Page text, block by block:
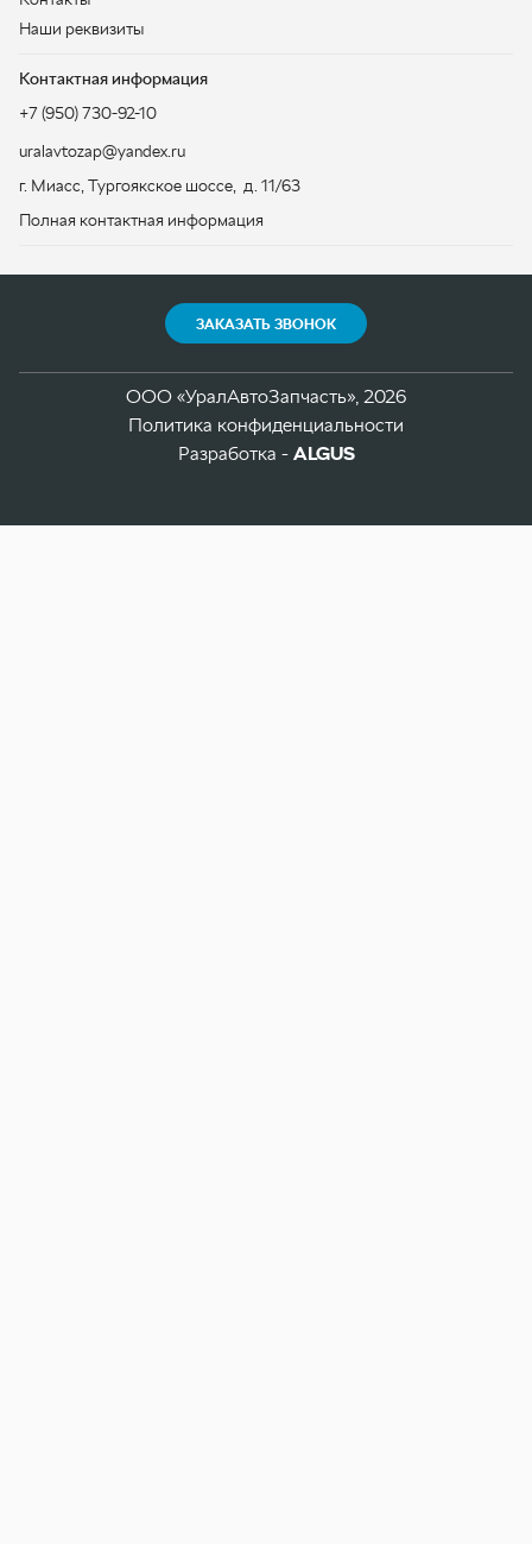
Полная контактная информация
Политика конфиденциальности